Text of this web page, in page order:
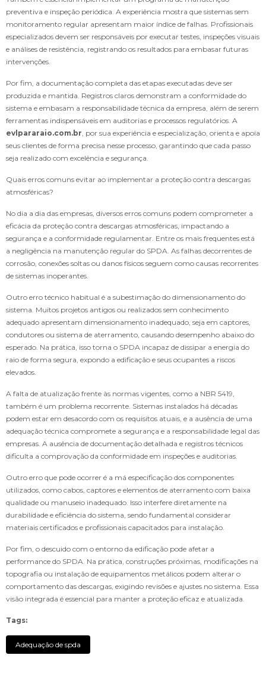
preventiva e inspeção periódica. A experiência mostra que sistemas sem
monitoramento regular apresentam maior índice de falhas. Profissionais
especializados devem ser responsáveis por executar testes, inspeções visuais
e análises de resistência, registrando os resultados para embasar futuras
intervenções.
Por fim, a documentação completa das etapas executadas deve ser
produzida e mantida. Registros claros demonstram a conformidade do
sistema e embasam a responsabilidade técnica da empresa, além de serem
ferramentas indispensáveis em auditorias e processos regulatórios. A
evlpararaio.com.br, por sua experiência e especialização, orienta e apoia
seus clientes de forma precisa nesse processo, garantindo que cada passo
seja realizado com excelência e segurança.
Quais erros comuns evitar ao implementar a proteção contra descargas
atmosféricas?
No dia a dia das empresas, diversos erros comuns podem comprometer a
eficácia da proteção contra descargas atmosféricas, impactando a
segurança e a conformidade regulamentar. Entre os mais frequentes está
a negligência na manutenção regular do SPDA. As falhas decorrentes de
corrosão, conexões soltas ou danos físicos seguem como causas recorrentes
de sistemas inoperantes.
Outro erro técnico habitual é a subestimação do dimensionamento do
sistema. Muitos projetos antigos ou realizados sem conhecimento
adequado apresentam dimensionamento inadequado, seja em captores,
condutores ou sistema de aterramento, causando desempenho abaixo do
esperado. Na prática, isso torna o SPDA incapaz de dissipar a energia do
raio de forma segura, expondo a edificação e seus ocupantes a riscos
elevados.
A falta de atualização frente às normas vigentes, como a NBR 5419,
também é um problema recorrente. Sistemas instalados há décadas
podem estar em desacordo com os requisitos atuais, e a ausência de uma
adequação técnica compromete a segurança e a responsabilidade legal das
empresas. A ausência de documentação detalhada e registros técnicos
dificulta a comprovação da conformidade em inspeções e auditorias.
Outro erro que pode ocorrer é a má especificação dos componentes
utilizados, como cabos, captores e elementos de aterramento com baixa
qualidade ou manuseio inadequado. Isso interfere diretamente na
durabilidade e eficiência do sistema, sendo fundamental considerar
materiais certificados e profissionais capacitados para instalação.
Por fim, o descuido com o entorno da edificação pode afetar a
performance do SPDA. Na prática, construções próximas, modificações na
topografia ou instalação de equipamentos metálicos podem alterar o
comportamento das descargas, exigindo revisões e ajustes no sistema. Essa
visão integrada é essencial para manter a proteção eficaz e atualizada.
Tags:
Adequação de spda